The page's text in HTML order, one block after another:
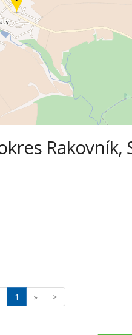
Rakovník,
1 » >